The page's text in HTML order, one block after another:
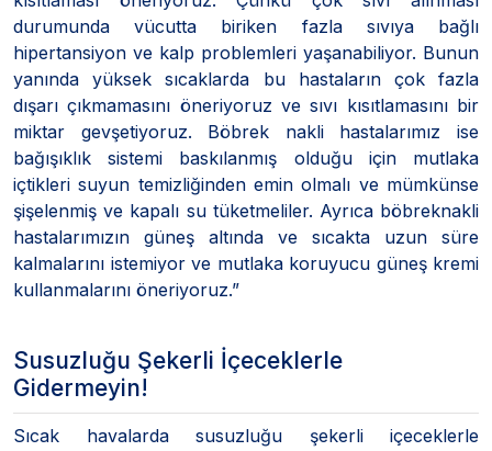
durumunda vücutta biriken fazla sıvıya bağlı
hipertansiyon ve kalp problemleri yaşanabiliyor. Bunun
yanında yüksek sıcaklarda bu hastaların çok fazla
dışarı çıkmamasını öneriyoruz ve sıvı kısıtlamasını bir
miktar gevşetiyoruz. Böbrek nakli hastalarımız ise
bağışıklık sistemi baskılanmış olduğu için mutlaka
içtikleri suyun temizliğinden emin olmalı ve mümkünse
şişelenmiş ve kapalı su tüketmeliler. Ayrıca böbreknakli
hastalarımızın güneş altında ve sıcakta uzun süre
kalmalarını istemiyor ve mutlaka koruyucu güneş kremi
kullanmalarını öneriyoruz.”
Susuzluğu Şekerli İçeceklerle
Gidermeyin!
Sıcak havalarda susuzluğu şekerli içeceklerle